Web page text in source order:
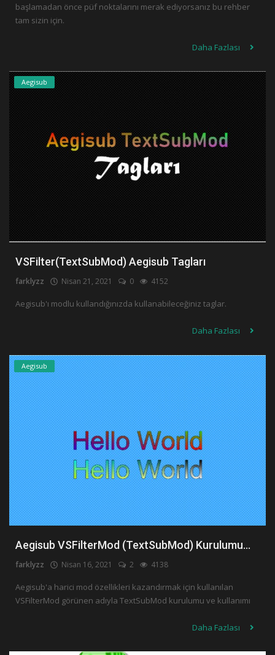
başlamadan önce püf noktalarını merak ediyorsanız bu rehber
tam sizin için.
Daha Fazlası
Aegisub
VSFilter(TextSubMod) Aegisub Tagları
farklyzz Nisan 21, 2021 0 4152
Aegisub'ı modlu kullandığınızda kullanabileceğiniz taglar.
Daha Fazlası
Aegisub
Aegisub VSFilterMod (TextSubMod) Kurulumu...
farklyzz Nisan 16, 2021 2 4138
Aegisub'a harici mod özellikleri kazandırmak için kullanılan
VSFilterMod görünen adıyla TextSubMod kurulumu ve kullanımı
Daha Fazlası